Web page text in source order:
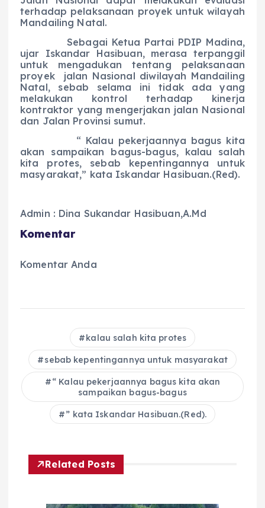
terhadap pelaksanaan proyek untuk wilayah
Mandailing Natal.
Sebagai Ketua Partai PDIP Madina,
ujar Iskandar Hasibuan, merasa terpanggil
untuk mengadukan tentang pelaksanaan
proyek jalan Nasional diwilayah Mandailing
Natal, sebab selama ini tidak ada yang
melakukan kontrol terhadap kinerja
kontraktor yang mengerjakan jalan Nasional
dan Jalan Provinsi sumut.
“ Kalau pekerjaannya bagus kita
akan sampaikan bagus-bagus, kalau salah
kita protes, sebab kepentingannya untuk
masyarakat,” kata Iskandar Hasibuan.(Red).
Admin : Dina Sukandar Hasibuan,A.Md
Komentar
Komentar Anda
kalau salah kita protes
sebab kepentingannya untuk masyarakat
“ Kalau pekerjaannya bagus kita akan
sampaikan bagus-bagus
” kata Iskandar Hasibuan.(Red).
Related Posts